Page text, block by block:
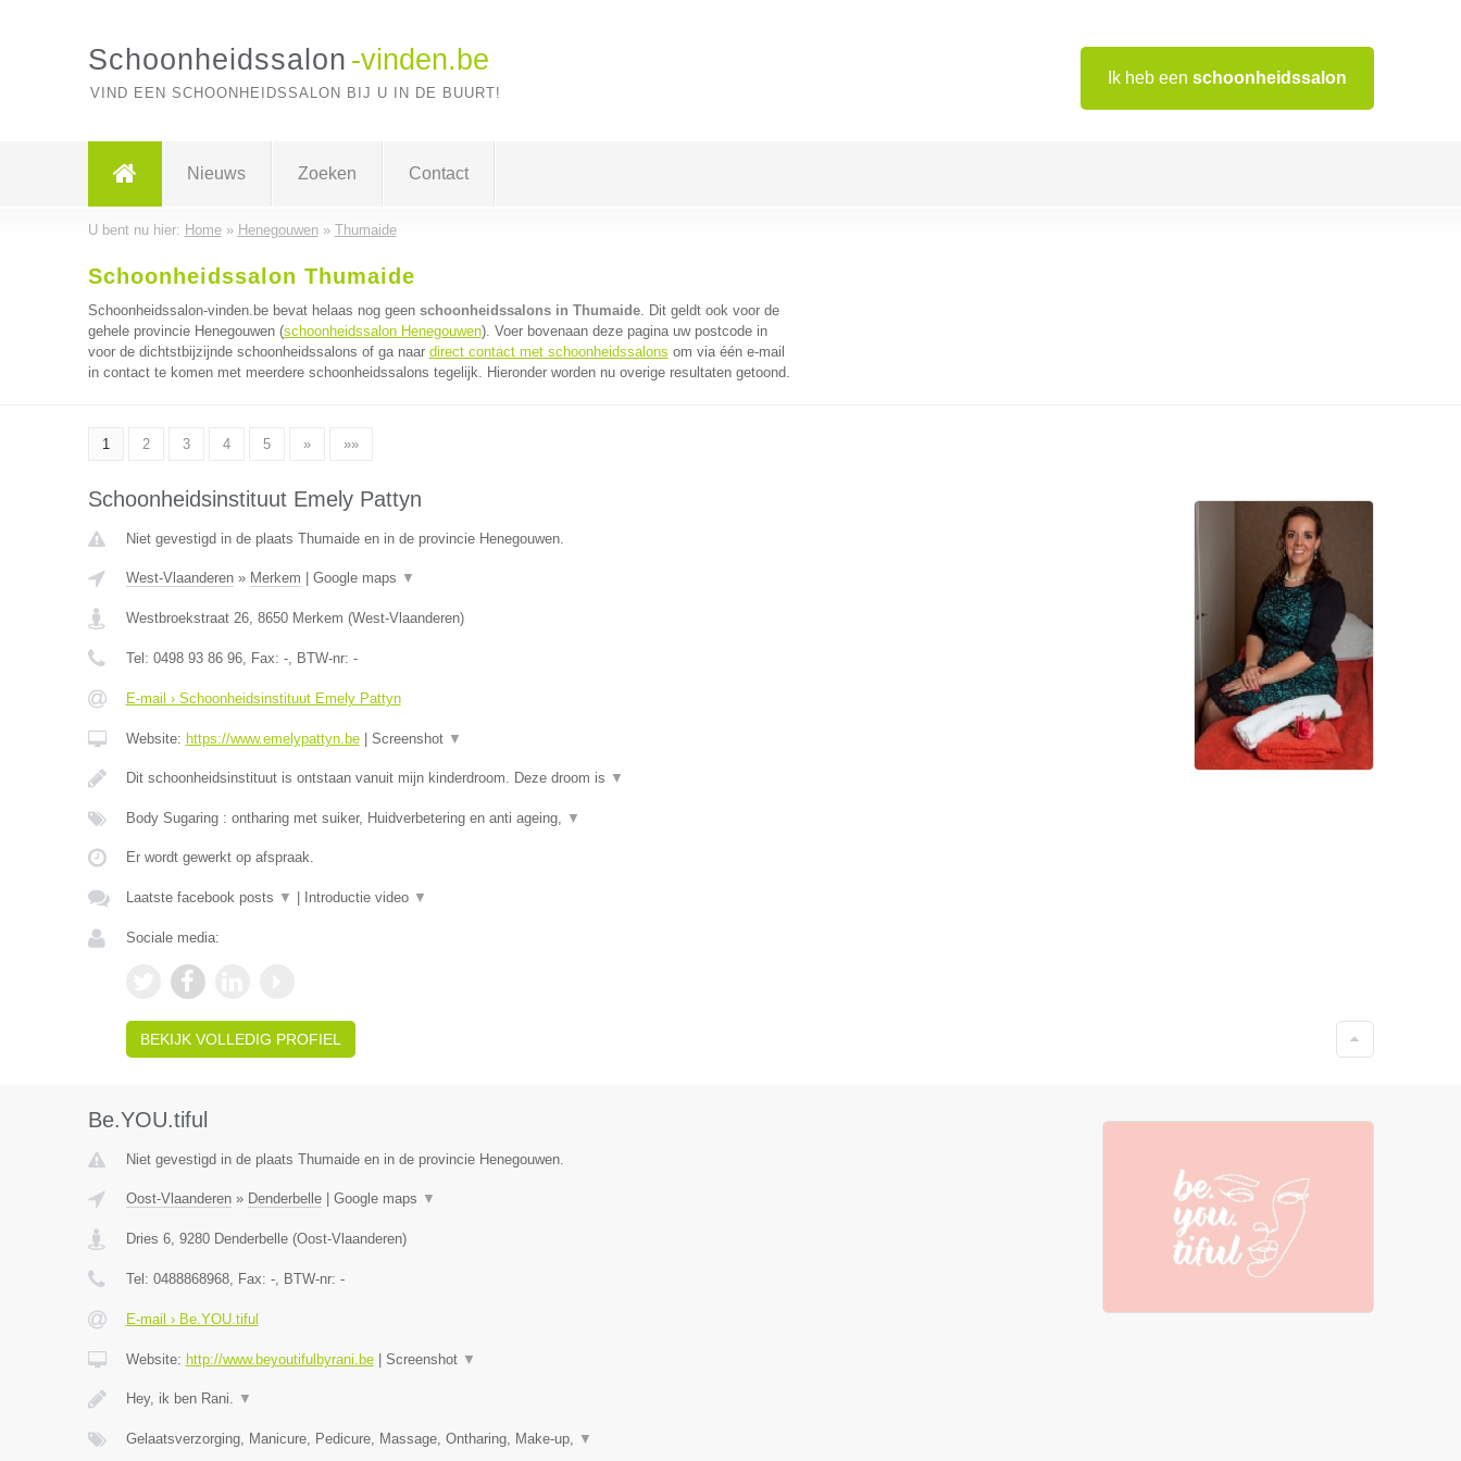
Ik heb een schoonheidssalon
Schoonheidssalon -vinden.be
VIND EEN SCHOONHEIDSSALON BIJ U IN DE BUURT!
Nieuws Zoeken Contact
U bent nu hier: Home» Henegouwen» Thumaide
Schoonheidssalon Thumaide
Schoonheidssalon-vinden.be bevat helaas nog geen schoonheidssalons in Thumaide. Dit geldt ook voor de
gehele provincie Henegouwen (schoonheidssalon Henegouwen). Voer bovenaan deze pagina uw postcode in
voor de dichtstbijzijnde schoonheidssalons of ga naar direct contact met schoonheidssalons om via één e-mail
in contact te komen met meerdere schoonheidssalons tegelijk. Hieronder worden nu overige resultaten getoond.
1 2 3 4 5 » »»
Schoonheidsinstituut Emely Pattyn
Niet gevestigd in de plaats Thumaide en in de provincie Henegouwen.
West-Vlaanderen» Merkem Google maps ▼
Westbroekstraat 26, 8650 Merkem (West-Vlaanderen)
Tel: 0498 93 86 96, Fax: -, BTW-nr: -
E-mail › Schoonheidsinstituut Emely Pattyn
Website: https://www.emelypattyn.be| Screenshot ▼
Dit schoonheidsinstituut is ontstaan vanuit mijn kinderdroom. Deze droom is ▼
Body Sugaring : ontharing met suiker, Huidverbetering en anti ageing, ▼
Er wordt gewerkt op afspraak.
Laatste facebook posts ▼ Introductie video ▼
Sociale media:
BEKIJK VOLLEDIG PROFIEL
Be.YOU.tiful
Niet gevestigd in de plaats Thumaide en in de provincie Henegouwen.
Oost-Vlaanderen» Denderbelle| Google maps ▼
Dries 6, 9280 Denderbelle(Oost-Vlaanderen)
Tel: 0488868968, Fax: -, BTW-nr: -
E-mail › Be.YOU.tiful
Website: http://www.beyoutifulbyrani.be| Screenshot ▼
Hey, ik ben Rani. ▼
Gelaatsverzorging, Manicure, Pedicure, Massage, Ontharing, Make-up, ▼